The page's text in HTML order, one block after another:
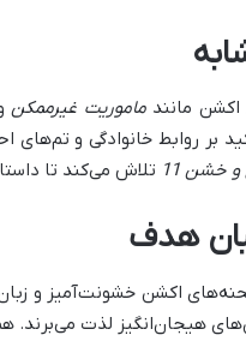
اکشن مانندماموریت غیرممکن
بر روابط خانوادگی و تم‌های
خشن 11 تلاش می‌کند تا
هدف
هیجان‌انگیز لذت می‌برند.